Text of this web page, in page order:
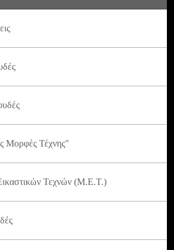
Τέχνης"
Τεχνών (Μ.Ε.Τ.)